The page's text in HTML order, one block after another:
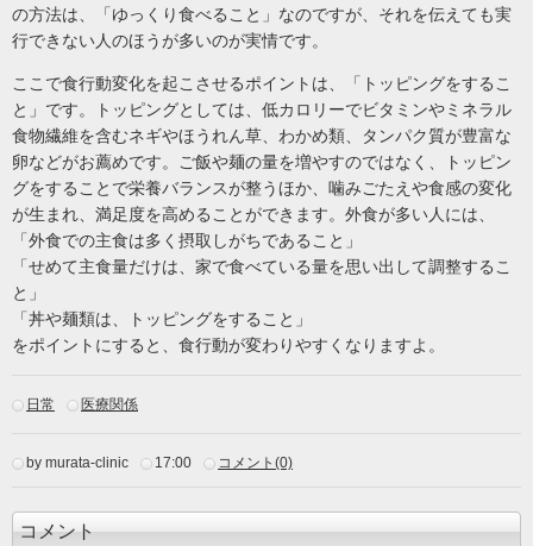
の方法は、「ゆっくり食べること」なのですが、それを伝えても実
行できない人のほうが多いのが実情です。
ここで食行動変化を起こさせるポイントは、「トッピングをするこ
と」です。トッピングとしては、低カロリーでビタミンやミネラル
食物繊維を含むネギやほうれん草、わかめ類、タンパク質が豊富な
卵などがお薦めです。ご飯や麺の量を増やすのではなく、トッピン
グをすることで栄養バランスが整うほか、噛みごたえや食感の変化
が生まれ、満足度を高めることができます。外食が多い人には、
「外食での主食は多く摂取しがちであること」
「せめて主食量だけは、家で食べている量を思い出して調整するこ
と」
「丼や麺類は、トッピングをすること」
をポイントにすると、食行動が変わりやすくなりますよ。
日常 医療関係
by murata-clinic 17:00 コメント(0)
コメント